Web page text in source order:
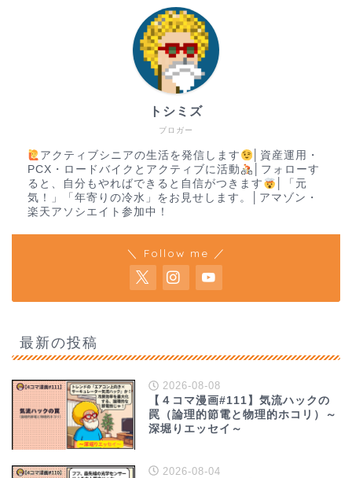
ブロガー
トシミズ
アクティブシニアの生活を発信します
│資産運用・
PCX・ロードバイクとアクティブに活動
│フォローす
ると、自分もやればできると自信がつきます
│「元
気！」「年寄りの冷水」をお見せします。│アマゾン・
楽天アソシエイト参加中！
＼ Follow me ／
最新の投稿
2026-08-08
【４コマ漫画#111】気流ハックの
罠（論理的節電と物理的ホコリ）～
深堀りエッセイ～
2026-08-04